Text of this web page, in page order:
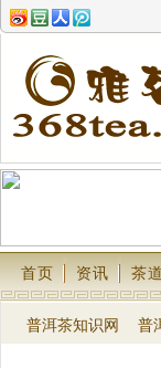
首页 资讯 茶道
普洱茶知识网 普